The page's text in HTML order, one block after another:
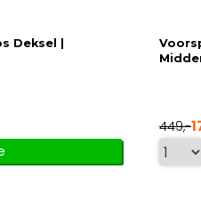
Deksel |
449,-